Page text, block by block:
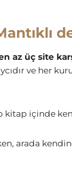
az üç site
ve her
kitap içinde
arada